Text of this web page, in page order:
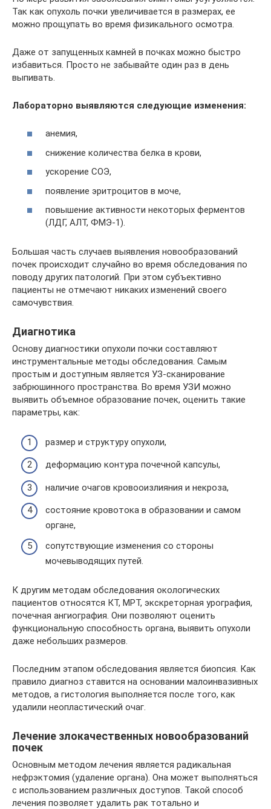
Так как опухоль почки увеличивается в размерах, ее
можно прощупать во время физикального осмотра.
Даже от запущенных камней в почках можно быстро
избавиться. Просто не забывайте один раз в день
выпивать.
Лабораторно выявляются следующие изменения:
анемия,
снижение количества белка в крови,
ускорение СОЭ,
появление эритроцитов в моче,
повышение активности некоторых ферментов
(ЛДГ, АЛТ, ФМЭ-1).
Большая часть случаев выявления новообразований
почек происходит случайно во время обследования по
поводу других патологий. При этом субъективно
пациенты не отмечают никаких изменений своего
самочувствия.
Диагнотика
Основу диагностики опухоли почки составляют
инструментальные методы обследования. Самым
простым и доступным является УЗ-сканирование
забрюшинного пространства. Во время УЗИ можно
выявить объемное образование почек, оценить такие
параметры, как:
размер и структуру опухоли,
деформацию контура почечной капсулы,
наличие очагов кровооизлияния и некроза,
состояние кровотока в образовании и самом
органе,
сопутствующие изменения со стороны
мочевыводящих путей.
К другим методам обследования окологических
пациентов относятся КТ, МРТ, экскреторная урография,
почечная ангиография. Они позволяют оценить
функциональную способность органа, выявить опухоли
даже небольших размеров.
Последним этапом обследования является биопсия. Как
правило диагноз ставится на основании малоинвазивных
методов, а гистология выполняется после того, как
удалили неопластический очаг.
Лечение злокачественных новообразований
почек
Основным методом лечения является радикальная
нефрэктомия (удаление органа). Она может выполняться
с использованием различных доступов. Такой способ
лечения позволяет удалить рак тотально и